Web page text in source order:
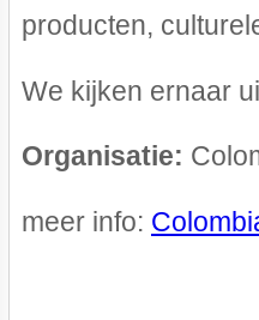
producten,
We kijken ernaar
Organisatie:
meer info: